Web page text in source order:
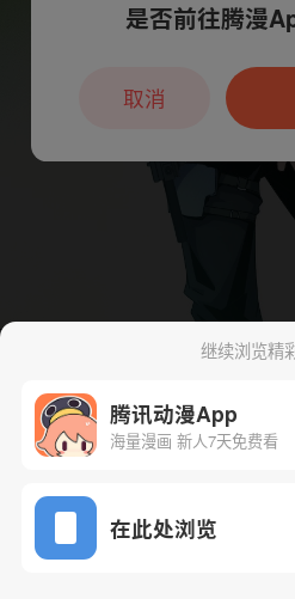
下一话
继续浏览精
腾讯动漫App
海量漫画 新人7天免费看
在此处浏览
本章节仅支持App阅
户7天免
是否前往腾漫
取消